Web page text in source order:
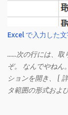
Excel で入力した
……次の行には、取
ぞ。 なんでやねん
ションを開き、 [
タ範囲の形式およ